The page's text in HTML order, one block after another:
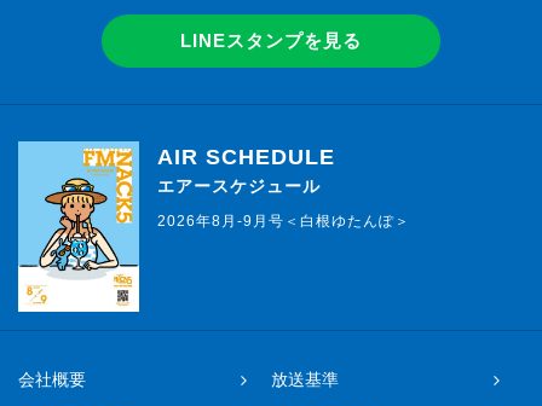
LINEスタンプを見る
AIR SCHEDULE
エアースケジュール
2026年8月-9月号＜白根ゆたんぽ＞
会社概要
放送基準